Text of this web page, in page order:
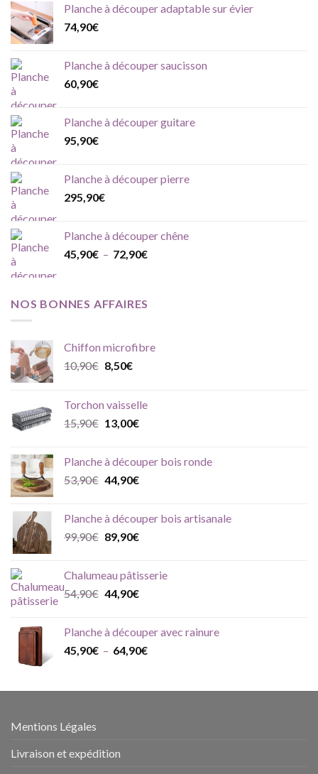
Planche à découper adaptable sur évier
74,90€
Planche à découper saucisson
60,90€
Planche à découper guitare
95,90€
Planche à découper pierre
295,90€
Planche à découper chêne
45,90€ – 72,90€Plage
NOS BONNES AFFAIRES
Chiffon microfibre
10,90€ Le
était :
10,90€.
8,50€Le
est :
8,50€.
Torchon vaisselle
15,90€ Le
était :
15,90€.
13,00€Le
est :
13,00€.
Planche à découper bois ronde
53,90€ Le
était :
53,90€.
44,90€Le
est :
44,90€.
Planche à découper bois artisanale
99,90€ Le
était :
99,90€.
89,90€Le
est :
89,90€.
Chalumeau pâtisserie
54,90€ Le
était :
54,90€.
44,90€Le
est :
44,90€.
Planche à découper avec rainure
45,90€ – 64,90€Plage
45,90€
Mentions Légales
Livraison et expédition